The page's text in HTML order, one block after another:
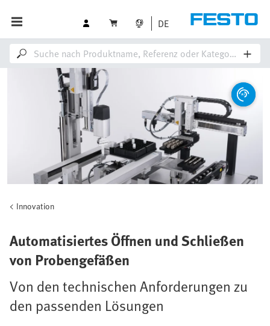
DE
Innovation
Automatisiertes Öffnen und Schließen
von Probengefäßen
Von den technischen Anforderungen zu
den passenden Lösungen